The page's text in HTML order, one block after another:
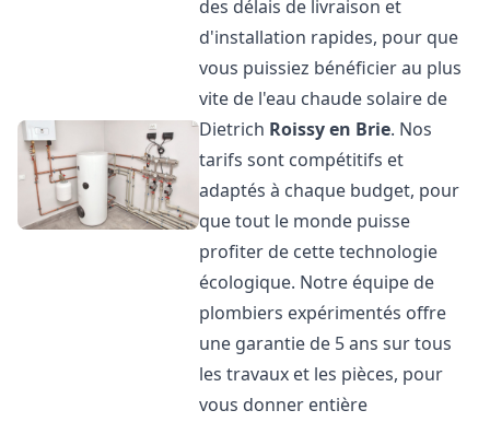
des délais de livraison et
d'installation rapides, pour que
vous puissiez bénéficier au plus
vite de l'eau chaude solaire de
Dietrich Roissy en Brie. Nos
tarifs sont compétitifs et
adaptés à chaque budget, pour
que tout le monde puisse
profiter de cette technologie
écologique. Notre équipe de
plombiers expérimentés offre
une garantie de 5 ans sur tous
les travaux et les pièces, pour
vous donner entière